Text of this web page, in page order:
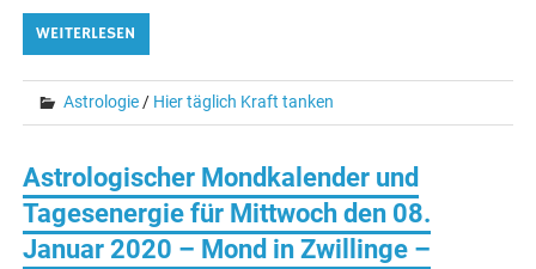
WEITERLESEN
Astrologie/ Hier täglich Kraft tanken
Astrologischer Mondkalender und
Tagesenergie für Mittwoch den 08.
Januar 2020 – Mond in Zwillinge –